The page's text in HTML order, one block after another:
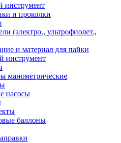
инструмент
и проколки
(электро., ультрофиолет.,
и материал для пайки
инструмент
манометрические
насосы
баллоны